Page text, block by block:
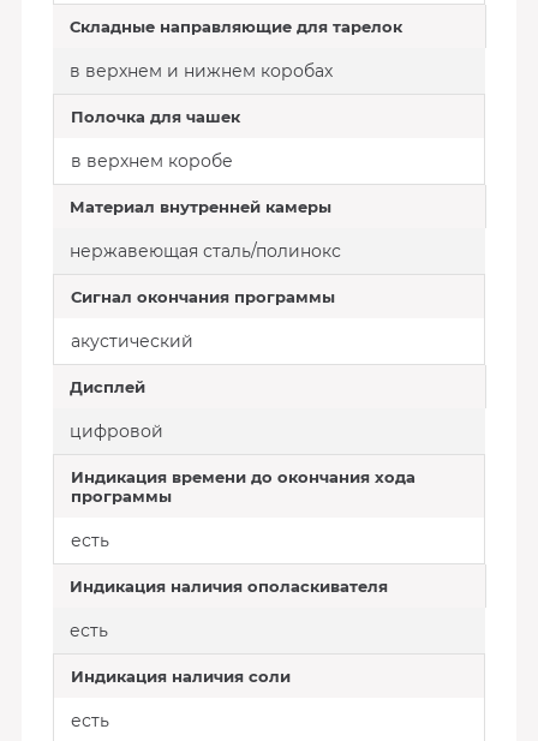
Складные направляющие для тарелок
в верхнем и нижнем коробах
Полочка для чашек
в верхнем коробе
Материал внутренней камеры
нержавеющая сталь/полинокс
Сигнал окончания программы
акустический
Дисплей
цифровой
Индикация времени до окончания хода
программы
есть
Индикация наличия ополаскивателя
есть
Индикация наличия соли
есть